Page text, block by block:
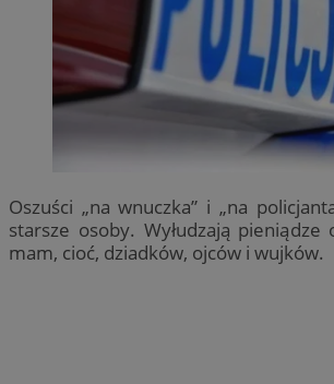
Oszuści „na wnuczka” i „na
starsze osoby. Wyłudzają pieniądze
mam, cioć, dziadków, ojców i wujków.